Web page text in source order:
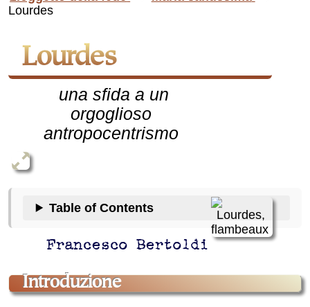
Lourdes
Lourdes
una sfida a un
orgoglioso
antropocentrismo
Table of Contents
Francesco Bertoldi
Introduzione